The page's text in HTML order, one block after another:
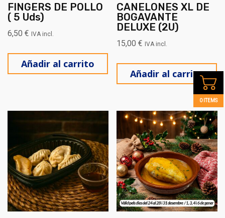
FINGERS DE POLLO
( 5 Uds)
6,50 € IVA incl.
Añadir al carrito
CANELONES XL DE
BOGAVANTE
DELUXE (2U)
15,00€ IVA incl.
Añadir al carrito
0 ITEMS